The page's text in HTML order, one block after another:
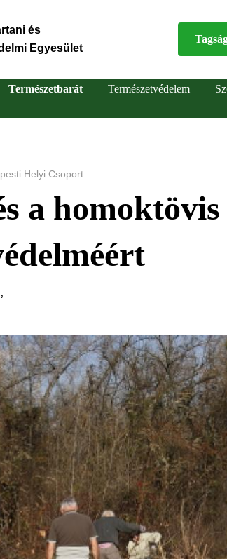
és
Egyesület
Top
Természetbarát Természetvédelem
Helyi Csoport
a
,